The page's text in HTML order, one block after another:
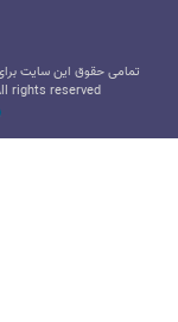
تمامی حقوق این سایت
rights reserved